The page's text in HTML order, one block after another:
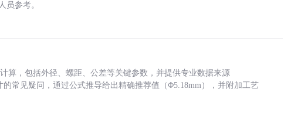
员参考。
算，包括外径、螺距、公差等关键参数，并提供专业数据来源
的常见疑问，通过公式推导给出精确推荐值（Φ5.18mm），并附加工艺